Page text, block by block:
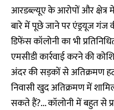
आरडब्ल्यूए के आरोपों और क्षेत्र
बारे में पूछे जाने पर एंड्रयूज गंज
डिफेंस कॉलोनी का भी
एमसीडी कार्रवाई करने की
अंदर की सड़कों से अतिक्रमण
निवासी खुद अतिक्रमण में
सकते हैं?... कॉलोनी में बहुत से